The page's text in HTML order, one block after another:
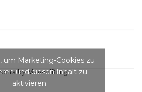
by ManuelBrug
um Marketing-Cookies zu
und diesen Inhalt zu
aktivieren